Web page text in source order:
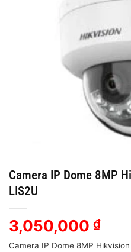
Camera IP Dome 8MP
LIS2U
3,050,000 ₫
Camera IP Dome 8MP